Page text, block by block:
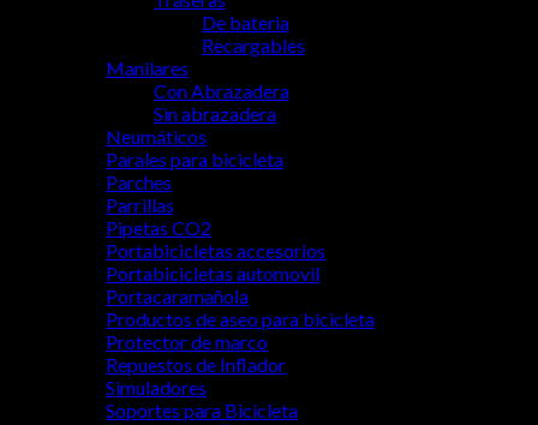
De bateria
Recargables
Manilares
Con Abrazadera
Sin abrazadera
Neumáticos
Parales para bicicleta
Parches
Parrillas
Pipetas CO2
Portabicicletas accesorios
Portabicicletas automovil
Portacaramañola
Productos de aseo para bicicleta
Protector de marco
Repuestos de Inflador
Simuladores
Soportes para Bicicleta